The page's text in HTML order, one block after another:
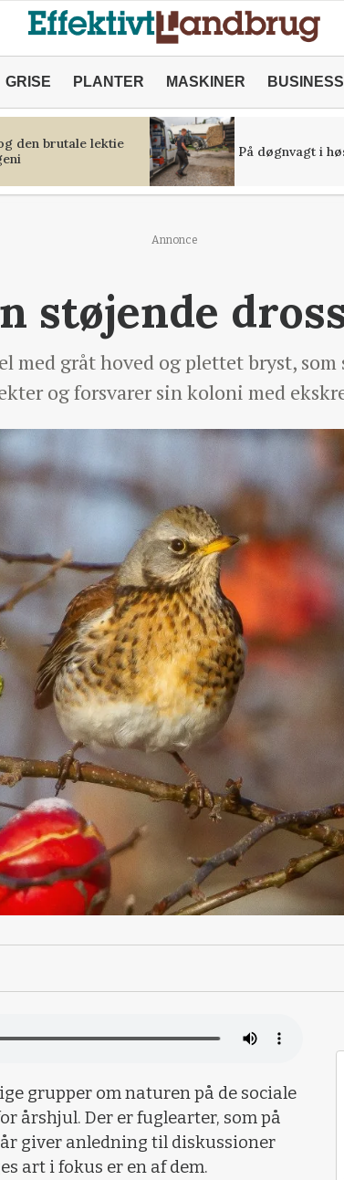
GRISE PLANTER MASKINER BUSINESS
den brutale lektie
På døgnvagt i
Annonce
støjende
med gråt hoved og plettet bryst,
og forsvarer sin koloni med
grupper om naturen på de sociale
årshjul. Der er fuglearter, som på
giver anledning til diskussioner
art i fokus er en af dem.